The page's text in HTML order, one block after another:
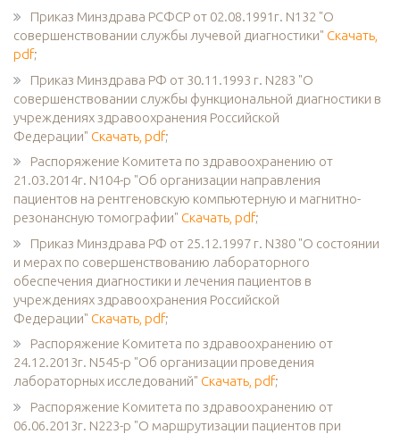
Приказ Минздрава РСФСР от 02.08.1991г. N132 "О
совершенствовании службы лучевой диагностики" Скачать,
pdf;
Приказ Минздрава РФ от 30.11.1993 г. N283 "О
совершенствовании службы функциональной диагностики в
учреждениях здравоохранения Российской
Федерации" Скачать, pdf;
Распоряжение Комитета по здравоохранению от
21.03.2014г. N104-р "Об организации направления
пациентов на рентгеновскую компьютерную и магнитно-
резонансную томографии" Скачать, pdf;
Приказ Минздрава РФ от 25.12.1997 г. N380 "О состоянии
и мерах по совершенствованию лабораторного
обеспечения диагностики и лечения пациентов в
учреждениях здравоохранения Российской
Федерации" Скачать, pdf;
Распоряжение Комитета по здравоохранению от
24.12.2013г. N545-р "Об организации проведения
лабораторных исследований" Скачать, pdf;
Распоряжение Комитета по здравоохранению от
06.06.2013г. N223-р "О маршрутизации пациентов при